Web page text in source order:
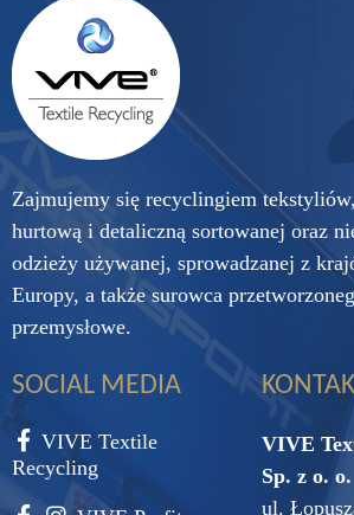
Zajmujemy się recyclingiem
hurtową i detaliczną sortowanej oraz
odzieży używanej, sprowadzanej z
Europy, a także surowca
przemysłowe.
SOCIAL MEDIA
VIVE Textile
Recycling
VIVE
Sp. z o. o.
ul.